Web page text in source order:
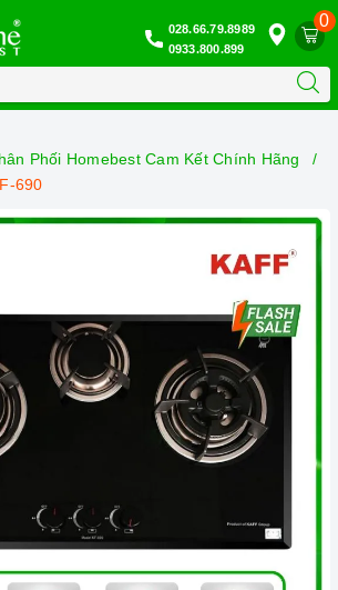
0
028.66.79.8989
0933.800.899
Phối Homebest Cam Kết Chính Hãng
690